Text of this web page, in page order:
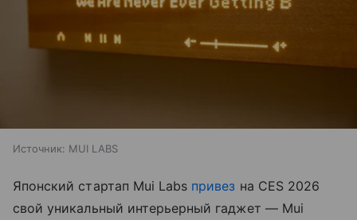
Источник: MUI LABS
Японский стартап Mui Labs привез на CES 2026
свой уникальный интерьерный гаджет — Mui